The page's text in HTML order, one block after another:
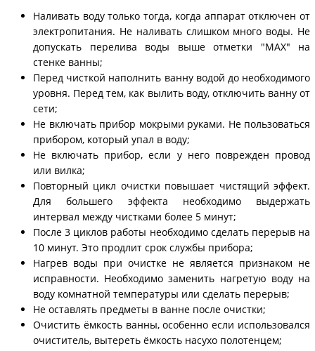
Наливать воду только тогда, когда аппарат отключен от
электропитания. Не наливать слишком много воды. Не
допускать перелива воды выше отметки "MAX" на
стенке ванны;
Перед чисткой наполнить ванну водой до необходимого
уровня. Перед тем, как вылить воду, отключить ванну от
сети;
Не включать прибор мокрыми руками. Не пользоваться
прибором, который упал в воду;
Не включать прибор, если у него поврежден провод
или вилка;
Повторный цикл очистки повышает чистящий эффект.
Для большего эффекта необходимо выдержать
интервал между чистками более 5 минут;
После 3 циклов работы необходимо сделать перерыв на
10 минут. Это продлит срок службы прибора;
Нагрев воды при очистке не является признаком не
исправности. Необходимо заменить нагретую воду на
воду комнатной температуры или сделать перерыв;
Не оставлять предметы в ванне после очистки;
Очистить ёмкость ванны, особенно если использовался
очиститель, вытереть ёмкость насухо полотенцем;